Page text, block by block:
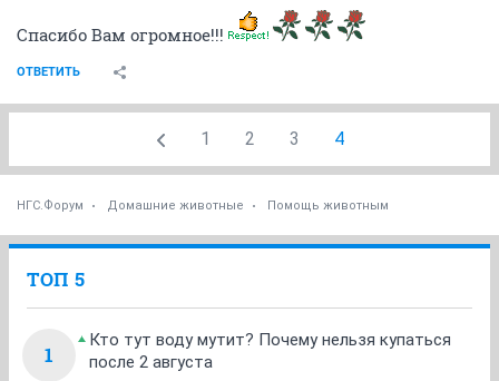
Спасибо Вам огромное!!!
ОТВЕТИТЬ
1 2 3 4
НГС.Форум Домашние животные Помощь животным
ТОП 5
1
Кто тут воду мутит? Почему нельзя купаться
после 2 августа